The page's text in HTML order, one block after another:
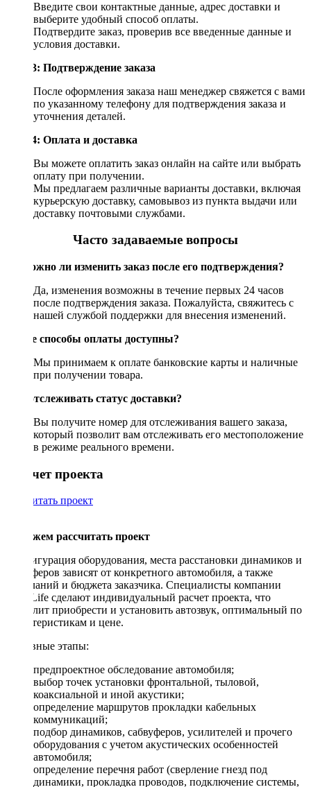
Введите свои контактные данные, адрес доставки и
выберите удобный способ оплаты.
Подтвердите заказ, проверив все введенные данные и
условия доставки.
Шаг 3: Подтверждение заказа
После оформления заказа наш менеджер свяжется с вами
по указанному телефону для подтверждения заказа и
уточнения деталей.
Шаг 4: Оплата и доставка
Вы можете оплатить заказ онлайн на сайте или выбрать
оплату при получении.
Мы предлагаем различные варианты доставки, включая
курьерскую доставку, самовывоз из пункта выдачи или
доставку почтовыми службами.
Часто задаваемые вопросы
Возможно ли изменить заказ после его подтверждения?
Да, изменения возможны в течение первых 24 часов
после подтверждения заказа. Пожалуйста, свяжитесь с
нашей службой поддержки для внесения изменений.
Какие способы оплаты доступны?
Мы принимаем к оплате банковские карты и наличные
при получении товара.
Как отслеживать статус доставки?
Вы получите номер для отслеживания вашего заказа,
который позволит вам отслеживать его местоположение
в режиме реального времени.
Рассчет проекта
Рассчитать проект
Поможем рассчитать проект
Конфигурация оборудования, места расстановки динамиков и
сабвуферов зависят от конкретного автомобиля, а также
пожеланий и бюджета заказчика. Специалисты компании
DriveLife сделают индивидуальный расчет проекта, что
позволит приобрести и установить автозвук, оптимальный по
характеристикам и цене.
Основные этапы:
предпроектное обследование автомобиля;
выбор точек установки фронтальной, тыловой,
коаксиальной и иной акустики;
определение маршрутов прокладки кабельных
коммуникаций;
подбор динамиков, сабвуферов, усилителей и прочего
оборудования с учетом акустических особенностей
автомобиля;
определение перечня работ (сверление гнезд под
динамики, прокладка проводов, подключение системы,